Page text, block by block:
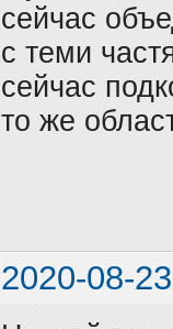
сейчас
с теми
сейчас
то же
2020-08-